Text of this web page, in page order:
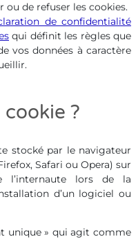
ou de refuser les cookies.
de confidentialité
qui définit les règles que
vos données à caractère
cookie ?
stocké par le navigateur
Safari ou Opera) sur
lors de la
d’un logiciel ou
unique » qui agit comme